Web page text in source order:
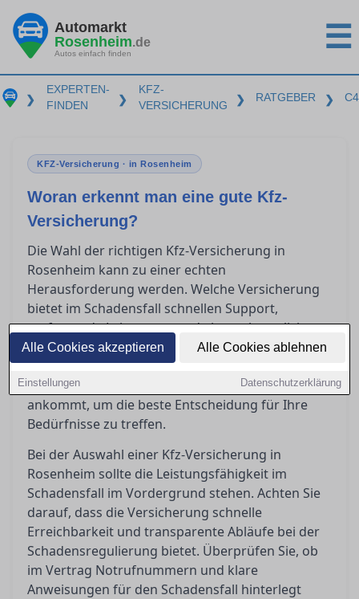
Alle Cookies akzeptieren Alle Cookies ablehnen
Einstellungen Datenschutzerklärung
Automarkt
Rosenheim.de
Autos einfach finden ☰
❯
EXPERTEN-
FINDEN
❯
KFZ-
VERSICHERUNG
❯ RATGEBER ❯
KFZ-Versicherung · in Rosenheim
Woran erkennt man eine gute Kfz-
Versicherung?
Die Wahl der richtigen Kfz-Versicherung in
Rosenheim kann zu einer echten
Herausforderung werden. Welche Versicherung
bietet im Schadensfall schnellen Support,
umfassende Leistungen und eine unkomplizierte
Schadensregulierung? Dieser Ratgeber gibt Ihnen
Einblicke, wie Sie die Bedingungen richtig deuten
und worauf es bei Kundenbewertungen wirklich
ankommt, um die beste Entscheidung für Ihre
Bedürfnisse zu treffen.
Bei der Auswahl einer Kfz-Versicherung in
Rosenheim sollte die Leistungsfähigkeit im
Schadensfall im Vordergrund stehen. Achten Sie
darauf, dass die Versicherung schnelle
Erreichbarkeit und transparente Abläufe bei der
Schadensregulierung bietet. Überprüfen Sie, ob
im Vertrag Notrufnummern und klare
Anweisungen für den Schadensfall hinterlegt